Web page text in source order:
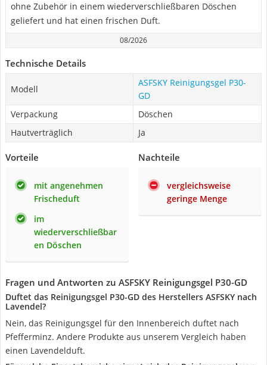
ohne Zubehör in einem wiederverschließbaren Döschen
geliefert und hat einen frischen Duft.
08/2026
Technische Details
Modell
ASFSKY Reinigungsgel P30-
GD
Verpackung
Döschen
Hautverträglich
Ja
Vorteile
mit angenehmen
Frischeduft
im
wiederverschließbar
en Döschen
Nachteile
vergleichsweise
geringe Menge
Fragen und Antworten zu ASFSKY Reinigungsgel P30-GD
Duftet das Reinigungsgel P30-GD des Herstellers ASFSKY nach
Lavendel?
Nein, das Reinigungsgel für den Innenbereich duftet nach
Pfefferminz. Andere Produkte aus unserem Vergleich haben
einen Lavendelduft.